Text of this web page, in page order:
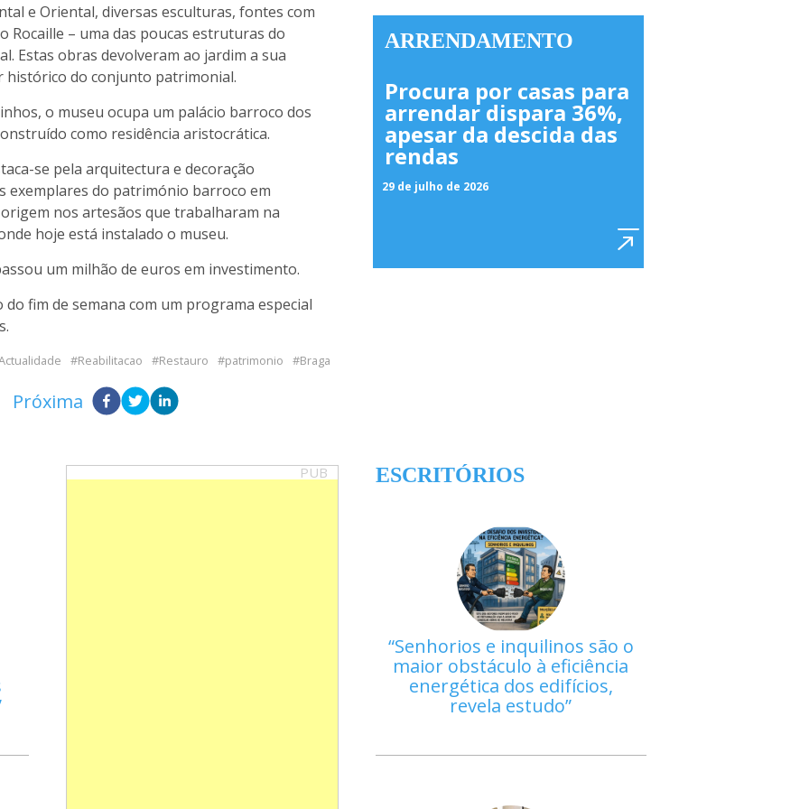
e Oriental, diversas esculturas, fontes com
Rocaille – uma das poucas estruturas do
Estas obras devolveram ao jardim a sua
do conjunto patrimonial.
o museu ocupa um palácio barroco dos
como residência aristocrática.
se pela arquitectura e decoração
exemplares do património barroco em
nos artesãos que trabalharam na
hoje está instalado o museu.
um milhão de euros em investimento.
fim de semana com um programa especial
Reabilitacao Restauro patrimonio Braga
Próxima
ARRENDAMENTO
Procura por casas para
arrendar dispara 36%,
apesar da descida das
rendas
29 de julho de 2026
PUB ESCRITÓRIOS
Senhorios e inquilinos são o
maior obstáculo à eficiência
energética dos edifícios,
revela estudo